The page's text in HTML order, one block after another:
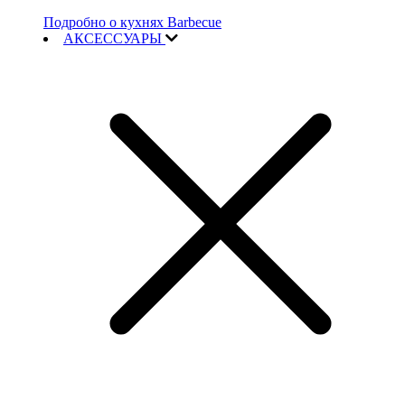
Подробно о кухнях Barbecue
АКСЕССУАРЫ